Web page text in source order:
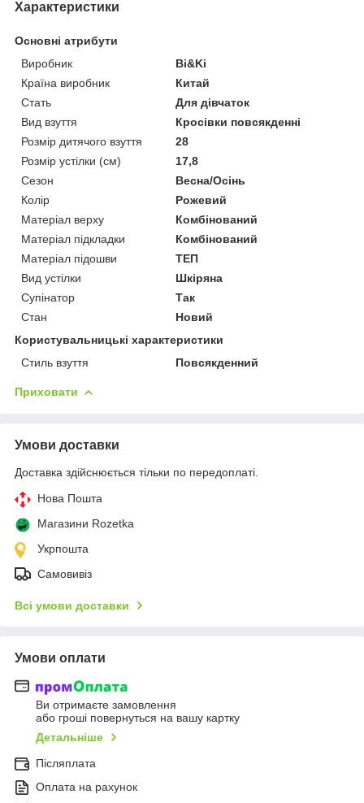
Характеристики
Основні атрибути
Виробник
Bi&Ki
Країна виробник
Китай
Стать
Для дівчаток
Вид взуття
Кросівки повсякденні
Розмір дитячого взуття
28
Розмір устілки (см)
17,8
Сезон
Весна/Осінь
Колір
Рожевий
Матеріал верху
Комбінований
Матеріал підкладки
Комбінований
Матеріал підошви
ТЕП
Вид устілки
Шкіряна
Супінатор
Так
Стан
Новий
Користувальницькі характеристики
Стиль взуття
Повсякденний
Приховати
Умови доставки
Доставка здійснюється тільки по передоплаті.
Нова Пошта
Магазини Rozetka
Укрпошта
Самовивіз
Всі умови доставки
Умови оплати
Ви отримаєте замовлення
або гроші повернуться на вашу картку
Детальніше
Післяплата
Оплата на рахунок